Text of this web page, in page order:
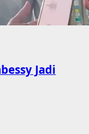
Jadi